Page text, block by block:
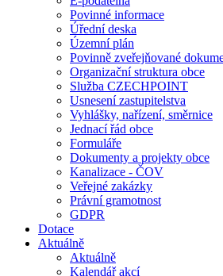
Povinné informace
Úřední deska
Územní plán
Povinně zveřejňované
Organizační struktura obce
Služba CZECHPOINT
Usnesení zastupitelstva
Vyhlášky, nařízení, směrnice
Jednací řád obce
Formuláře
Dokumenty a projekty obce
Kanalizace - ČOV
Veřejné zakázky
Právní gramotnost
GDPR
Dotace
Aktuálně
Aktuálně
Kalendář akcí